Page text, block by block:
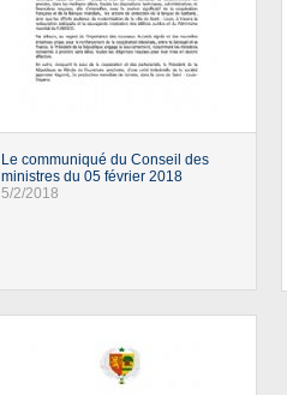
Le communiqué du Conseil des
ministres du 05 février 2018
5/2/2018